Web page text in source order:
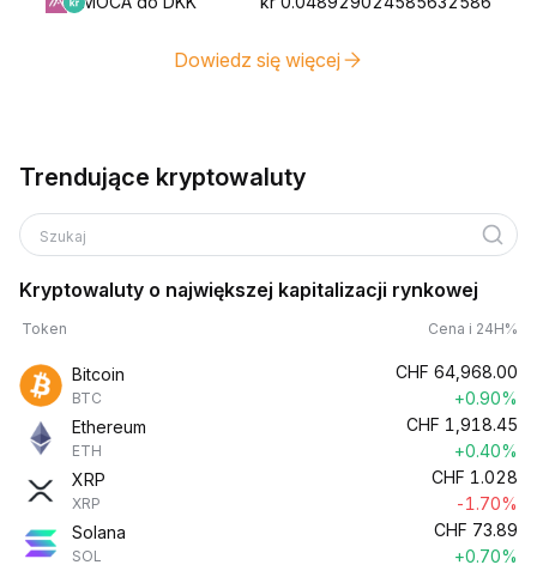
Dowiedz się więcej
Trendujące kryptowaluty
Szukaj
Kryptowaluty o największej kapitalizacji rynkowej
Token Cena i 24H%
Bitcoin
BTC
CHF 64,968.00
+0.90%
Ethereum
ETH
CHF 1,918.45
+0.40%
XRP
XRP
CHF 1.028
-1.70%
Solana
SOL
CHF 73.89
+0.70%